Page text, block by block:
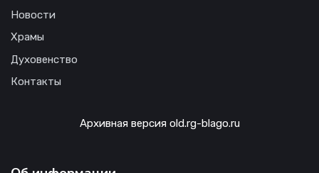
Новости
Храмы
Духовенство
Контакты
Архивная версия old.rg-blago.ru